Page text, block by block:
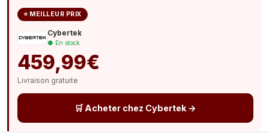
⭐ MEILLEUR PRIX
Cybertek
● En stock
459,99€
Livraison gratuite
🛒 Acheter chez Cybertek →